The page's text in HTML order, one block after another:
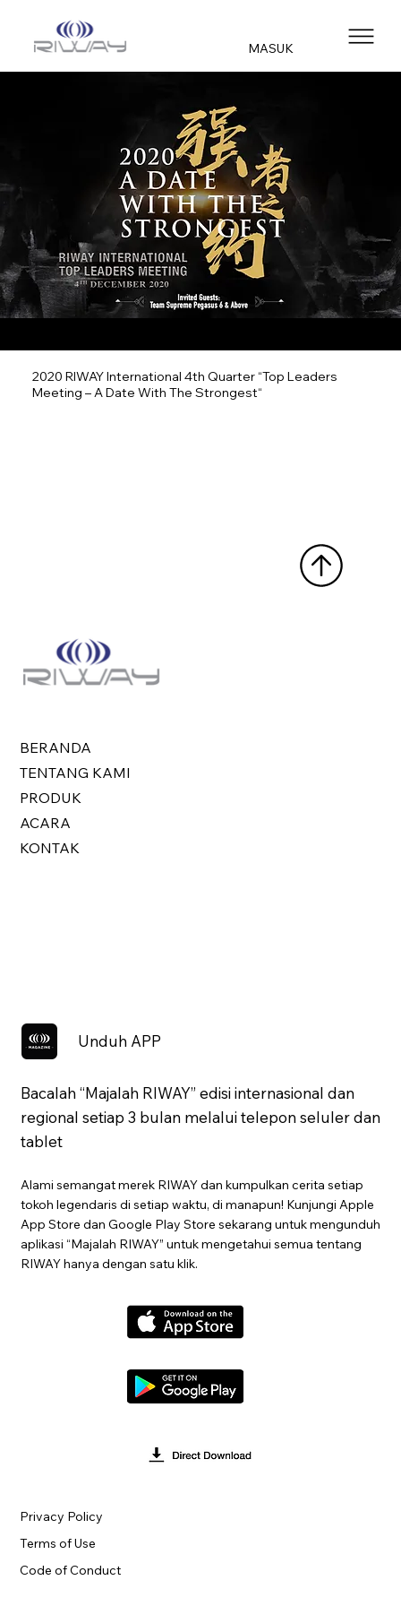
MASUK
2020 RIWAY International 4th Quarter “Top Leaders
Meeting – A Date With The Strongest“
BERANDA
TENTANG KAMI
PRODUK
ACARA
KONTAK
Unduh APP
Bacalah “Majalah RIWAY” edisi internasional dan
regional setiap 3 bulan melalui telepon seluler dan
tablet
Alami semangat merek RIWAY dan kumpulkan cerita setiap
tokoh legendaris di setiap waktu, di manapun! Kunjungi Apple
App Store dan Google Play Store sekarang untuk mengunduh
aplikasi “Majalah RIWAY” untuk mengetahui semua tentang
RIWAY hanya dengan satu klik.
Terms of Use
Privacy Policy
Code of Conduct